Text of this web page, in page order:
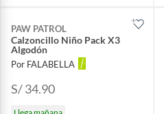
PAW PATROL
Calzoncillo Niño Pack X3
Algodón
Por FALABELLA
S/ 34.90